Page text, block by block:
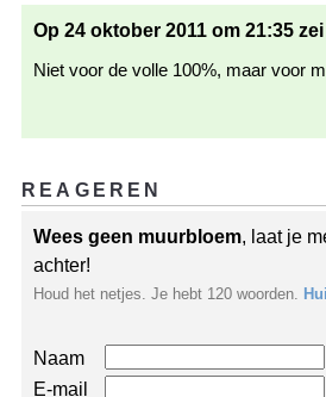
Op 24 oktober 2011 om 21:35
Niet voor de volle 100%, maar voor
REAGEREN
Wees geen muurbloem, laat je
achter!
Houd het netjes. Je hebt 120 woorden.
Naam
E-mail